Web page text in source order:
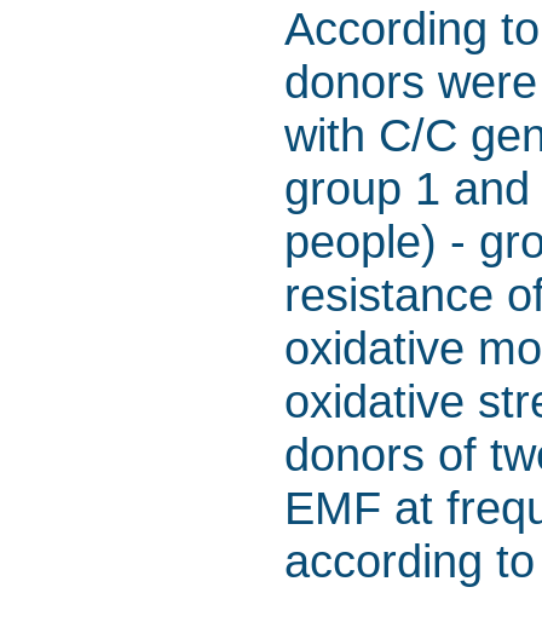
According
donors
with C/C
group 1
people) -
resistance
oxidative
oxidative
donors of
EMF at
according